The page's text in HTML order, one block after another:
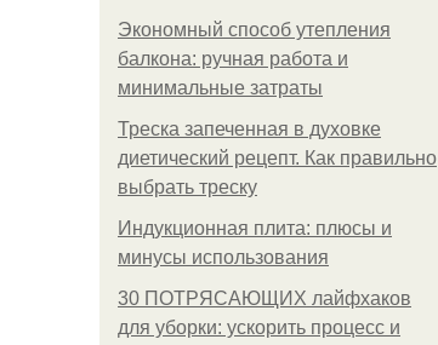
Экономный способ утепления
балкона: ручная работа и
минимальные затраты
Треска запеченная в духовке
диетический рецепт. Как правильно
выбрать треску
Индукционная плита: плюсы и
минусы использования
30 ПОТРЯСАЮЩИХ лайфхаков
для уборки: ускорить процесс и